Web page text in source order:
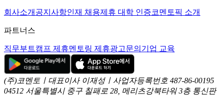
회사소개 공지사항인재 채용제휴 대학 인증코멘토픽 소개
파트너스
직무부트캠프 제휴멘토링 제휴광고문의 기업 교육
(주)코멘토ㅣ대표이사 이재성ㅣ사업자등록번호 487-86-00195
04512 서울특별시 중구 칠패로 28, 메리츠강북타워 3층 통신판